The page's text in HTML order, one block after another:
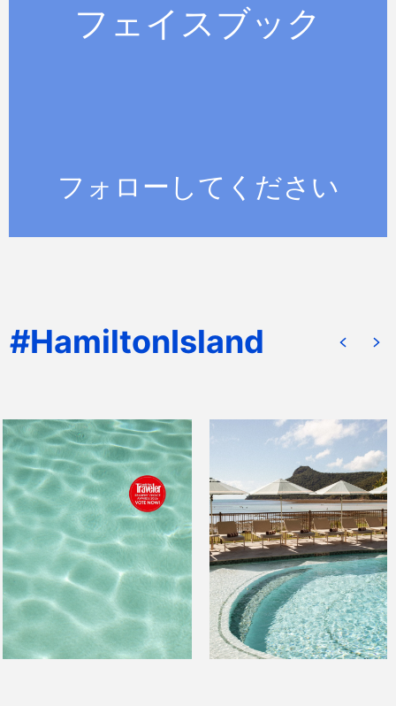
フォローしてください
フェイスブック
ハミルトン島の最新情報をゲットする
のにフェイスブック上のHamilton